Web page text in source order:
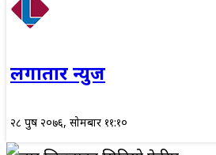
लगातार न्युज
२८ पुष २०७६, सोमबार ११:१०